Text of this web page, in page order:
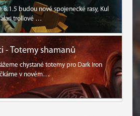
budou nové spojenecké rasy, Kul
trollové …
- Totemy shamanů
chystané totemy pro Dark Iron
v novém…